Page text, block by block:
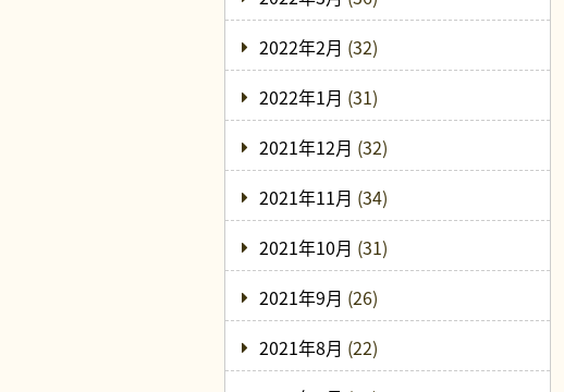
2022年2月 (32)
2022年1月 (31)
2021年12月 (32)
2021年11月 (34)
2021年10月 (31)
2021年9月 (26)
2021年8月 (22)